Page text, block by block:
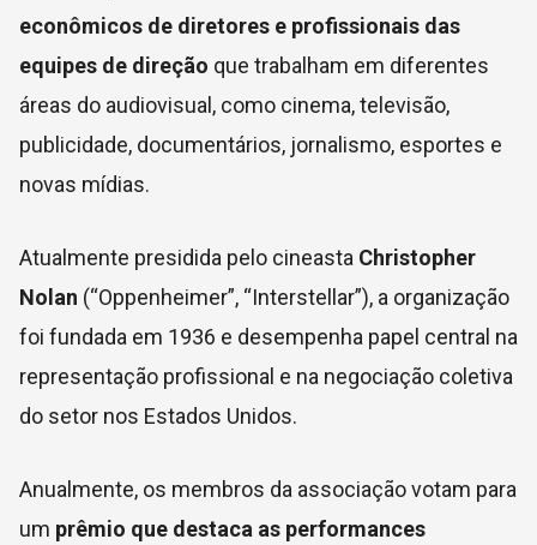
econômicos de diretores e profissionais das
equipes de direção que trabalham em diferentes
áreas do audiovisual, como cinema, televisão,
publicidade, documentários, jornalismo, esportes e
novas mídias.
Atualmente presidida pelo cineasta Christopher
Nolan (“Oppenheimer”, “Interstellar”), a organização
foi fundada em 1936 e desempenha papel central na
representação profissional e na negociação coletiva
do setor nos Estados Unidos.
Anualmente, os membros da associação votam para
um prêmio que destaca as performances